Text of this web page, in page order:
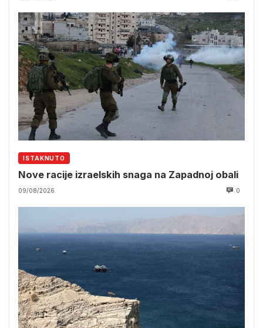
ISTAKNUTO
Nove racije izraelskih snaga na Zapadnoj obali
09/08/2026 0